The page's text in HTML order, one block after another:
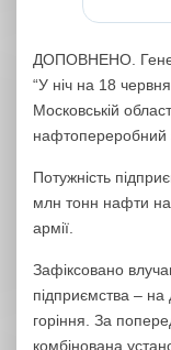
ДОПОВНЕНО.
“У ніч на 18
Московській
нафтопереробний
Потужність
млн тонн нафти на
армії.
Зафіксовано
підприємства –
горіння. За
комбінована